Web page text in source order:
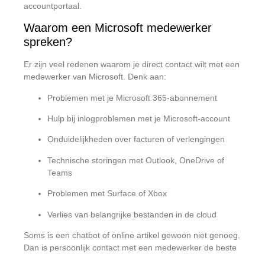
accountportaal.
Waarom een Microsoft medewerker
spreken?
Er zijn veel redenen waarom je direct contact wilt met een
medewerker van Microsoft. Denk aan:
Problemen met je Microsoft 365-abonnement
Hulp bij inlogproblemen met je Microsoft-account
Onduidelijkheden over facturen of verlengingen
Technische storingen met Outlook, OneDrive of
Teams
Problemen met Surface of Xbox
Verlies van belangrijke bestanden in de cloud
Soms is een chatbot of online artikel gewoon niet genoeg.
Dan is persoonlijk contact met een medewerker de beste